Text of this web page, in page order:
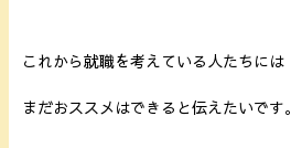
これから就職を考えている人たちには
まだおススメはできると伝えたいです。